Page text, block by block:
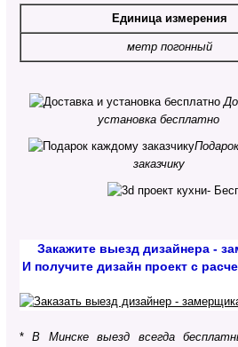
Единица измерения
метр погонный
установка бесплатно
заказчику
Закажите выезд дизайнера -
И получите дизайн проект с
*В Минске выезд всегда